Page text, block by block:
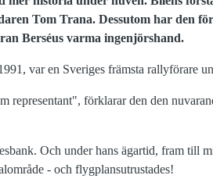
Tom Trana. Dessutom har den
Berséus varma ingenjörshand.
var en Sveriges främsta rallyförare
representant", förklarar den den
Och under hans ägartid, fram till
- och flygplansutrustades!